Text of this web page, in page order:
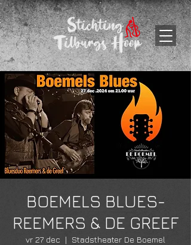
BOEMELS BLUES-
REEMERS & DE GREEF
vr 27 dec
  |
Stadstheater De Boemel